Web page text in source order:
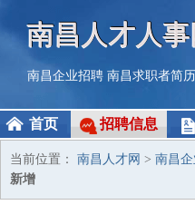
南昌人才人事
南昌企业招聘 南昌求职者简历
首页 招聘信息
当前位置： 南昌人才网 > 南昌
新增